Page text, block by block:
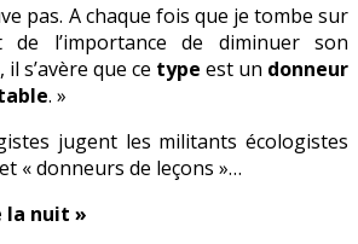
pas. A chaque fois que je tombe sur
de l’importance de diminuer son
s’avère que ce type est un donneur
. »
jugent les militants écologistes
« donneurs de leçons »…
la nuit »